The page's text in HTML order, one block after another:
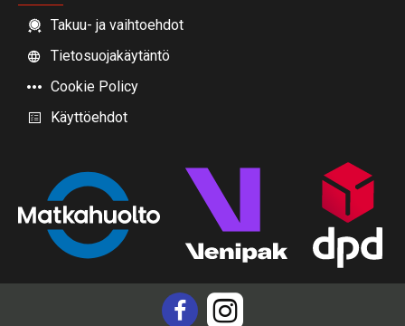
Takuu- ja vaihtoehdot
Tietosuojakäytäntö
Cookie Policy
Käyttöehdot